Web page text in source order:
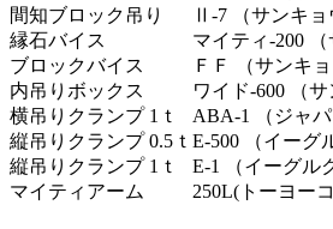
間知ブロック吊り
Ⅱ-7 （サンキョ
縁石バイス
マイティ-200 （
ブロックバイス
ＦＦ （サンキョ
内吊りボックス
ワイド-600 （サ
横吊りクランプ 1ｔ
ABA-1 （ジャパ
縦吊りクランプ 0.5ｔ E-500 （イーグ
縦吊りクランプ 1ｔ
E-1 （イーグル
マイティアーム
250L(トーヨー